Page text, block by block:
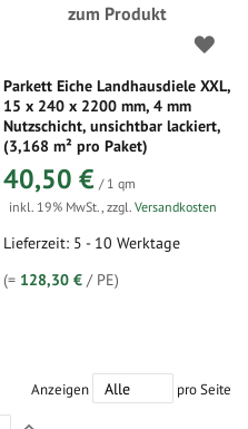
zum Produkt
Parkett Eiche Landhausdiele XXL,
15 x 240 x 2200 mm, 4 mm
Nutzschicht, unsichtbar lackiert,
(3,168 m² pro Paket)
40,50 € / 1 qm
inkl. 19% MwSt.,zzgl.Versandkosten
Lieferzeit: 5 - 10 Werktage
(= 128,30 € / PE)
Anzeigen pro Seite